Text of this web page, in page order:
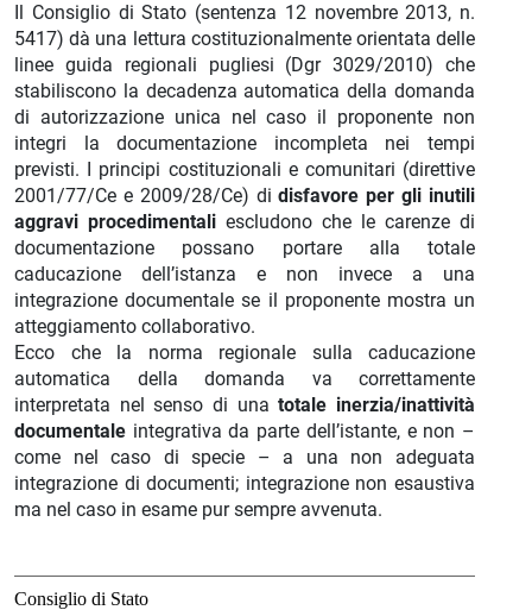
Il Consiglio di Stato (sentenza 12 novembre 2013, n.
5417) dà una lettura costituzionalmente orientata delle
linee guida regionali pugliesi (Dgr 3029/2010) che
stabiliscono la decadenza automatica della domanda
di autorizzazione unica nel caso il proponente non
integri la documentazione incompleta nei tempi
previsti. I principi costituzionali e comunitari (direttive
2001/77/Ce e 2009/28/Ce) didisfavore per gli inutili
aggravi procedimentali escludono che le carenze di
documentazione possano portare alla totale
caducazione dell’istanza e non invece a una
integrazione documentale se il proponente mostra un
atteggiamento collaborativo.
Ecco che la norma regionale sulla caducazione
automatica della domanda va correttamente
interpretata nel senso di unatotale inerzia/inattività
documentale integrativa da parte dell’istante, e non –
come nel caso di specie – a una non adeguata
integrazione di documenti; integrazione non esaustiva
ma nel caso in esame pur sempre avvenuta.
Consiglio di Stato